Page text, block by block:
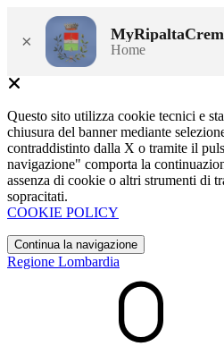
× Home
Questo sito utilizza cookie tecnici e
chiusura del banner mediante
contraddistinto dalla X o tramite il
navigazione" comporta la
assenza di cookie o altri strumenti di
sopracitati.
COOKIE POLICY
Continua la navigazione
Regione Lombardia